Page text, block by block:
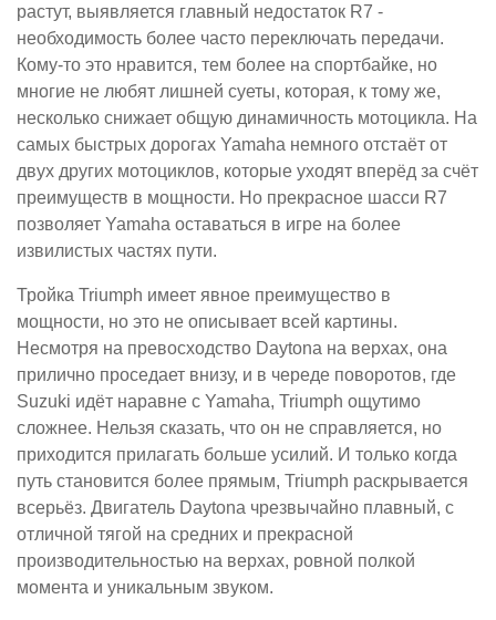
растут, выявляется главный недостаток R7 -
необходимость более часто переключать передачи.
Кому-то это нравится, тем более на спортбайке, но
многие не любят лишней суеты, которая, к тому же,
несколько снижает общую динамичность мотоцикла. На
самых быстрых дорогах Yamaha немного отстаёт от
двух других мотоциклов, которые уходят вперёд за счёт
преимуществ в мощности. Но прекрасное шасси R7
позволяет Yamaha оставаться в игре на более
извилистых частях пути.
Тройка Triumph имеет явное преимущество в
мощности, но это не описывает всей картины.
Несмотря на превосходство Daytona на верхах, она
прилично проседает внизу, и в череде поворотов, где
Suzuki идёт наравне с Yamaha, Triumph ощутимо
сложнее. Нельзя сказать, что он не справляется, но
приходится прилагать больше усилий. И только когда
путь становится более прямым, Triumph раскрывается
всерьёз. Двигатель Daytona чрезвычайно плавный, с
отличной тягой на средних и прекрасной
производительностью на верхах, ровной полкой
момента и уникальным звуком.